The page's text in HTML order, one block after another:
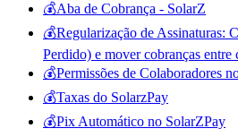
💰Aba de Cobrança - SolarZ
💰Regularização de Assinaturas:
Perdido) e mover cobranças entre
💰Permissões de Colaboradores
💰Taxas do SolarzPay
💰Pix Automático no SolarZPay